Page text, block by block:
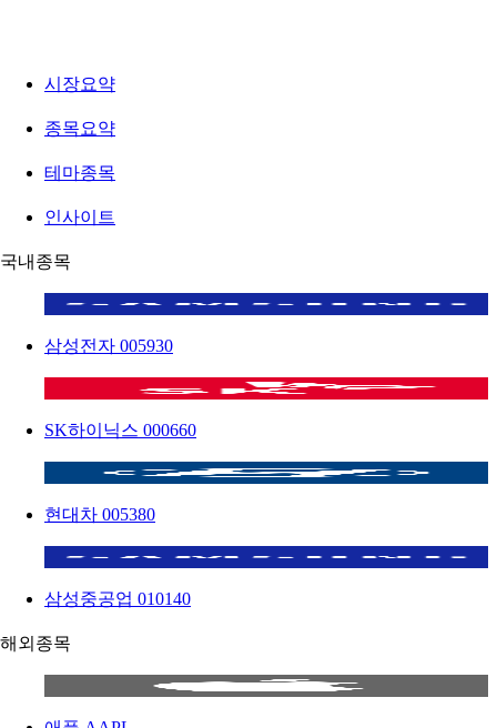
시장요약
종목요약
테마종목
인사이트
국내종목
삼성전자 005930
SK하이닉스 000660
현대차 005380
삼성중공업 010140
해외종목